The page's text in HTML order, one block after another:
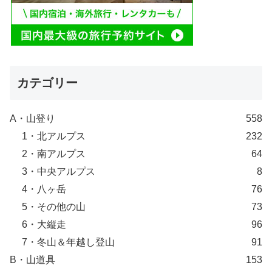
カテゴリー
A・山登り
558
1・北アルプス
232
2・南アルプス
64
3・中央アルプス
8
4・八ヶ岳
76
5・その他の山
73
6・大縦走
96
7・冬山＆年越し登山
91
B・山道具
153